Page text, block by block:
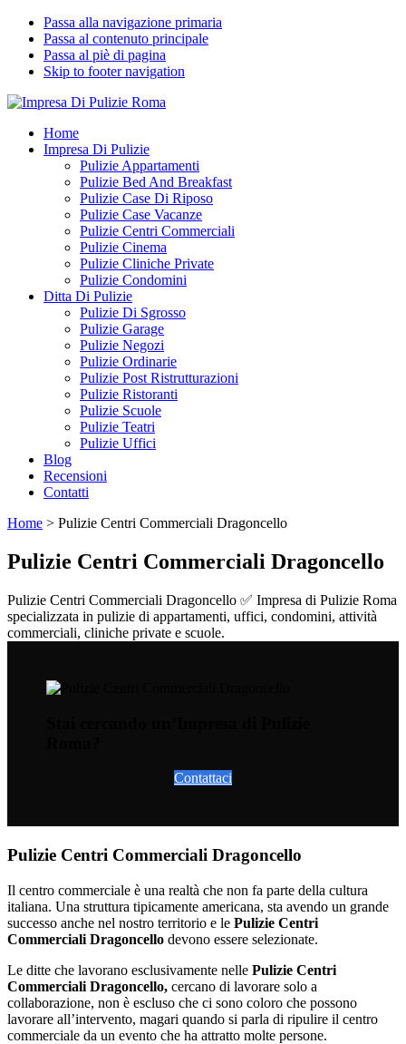
Passa alla navigazione primaria
Passa al contenuto principale
Passa al piè di pagina
Skip to footer navigation
Impresa Di Pulizie Roma
✅ Abitazioni e Attività Commerciali
Home
Impresa Di Pulizie
Pulizie Appartamenti
Pulizie Bed And Breakfast
Pulizie Case Di Riposo
Pulizie Case Vacanze
Pulizie Centri Commerciali
Pulizie Cinema
Pulizie Cliniche Private
Pulizie Condomini
Ditta Di Pulizie
Pulizie Di Sgrosso
Pulizie Garage
Pulizie Negozi
Pulizie Ordinarie
Pulizie Post Ristrutturazioni
Pulizie Ristoranti
Pulizie Scuole
Pulizie Teatri
Pulizie Uffici
Blog
Recensioni
Contatti
Home > Pulizie Centri Commerciali Dragoncello
Pulizie Centri Commerciali Dragoncello
Pulizie Centri Commerciali Dragoncello ✅ Impresa di Pulizie Roma
specializzata in pulizie di appartamenti, uffici, condomini, attività
commerciali, cliniche private e scuole.
Contattaci
Pulizie Centri Commerciali Dragoncello
Il centro commerciale è una realtà che non fa parte della cultura
italiana. Una struttura tipicamente americana, sta avendo un grande
successo anche nel nostro territorio e le Pulizie Centri
Commerciali Dragoncello devono essere selezionate.
Le ditte che lavorano esclusivamente nelle Pulizie Centri
Commerciali Dragoncello, cercano di lavorare solo a
collaborazione, non è escluso che ci sono coloro che possono
lavorare all’intervento, magari quando si parla di ripulire il centro
commerciale da un evento che ha attratto molte persone.